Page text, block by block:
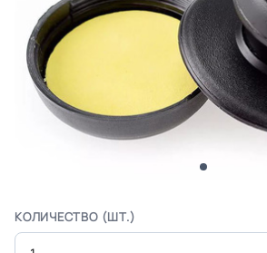
КОЛИЧЕСТВО (ШТ.)